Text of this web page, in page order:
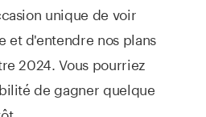
unique de voir
d'entendre nos plans
2024. Vous pourriez
de gagner quelque